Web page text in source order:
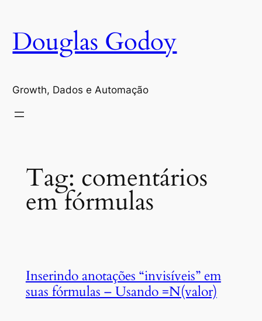
conteúdo
Douglas Godoy
Growth, Dados e Automação
Tag: comentários
em fórmulas
Inserindo anotações “invisíveis” em
suas fórmulas – Usando =N(valor)